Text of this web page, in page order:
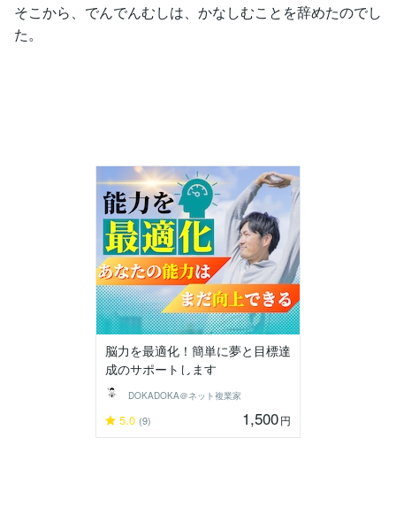
そこから、でんでんむしは、かなしむことを辞めたのでし
た。
脳力を最適化！簡単に夢と目標達
成のサポートします
DOKADOKA＠ネット複業家
5.0 (9) 1,500円